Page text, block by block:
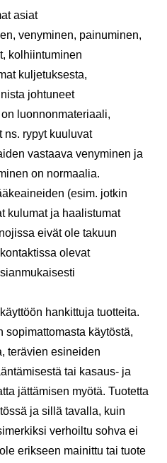
asiat
venyminen, painuminen,
kolhiintuminen
kuljetuksesta,
johtuneet
luonnonmateriaali,
ns. rypyt kuuluvat
vastaava venyminen ja
on normaalia.
(esim. jotkin
kulumat ja haalistumat
eivät ole takuun
olevat
hankittuja tuotteita.
sopimattomasta käytöstä,
terävien esineiden
tai kasaus- ja
jättämisen myötä. Tuotetta
ja sillä tavalla, kuin
verhoiltu sohva ei
erikseen mainittu tai tuote